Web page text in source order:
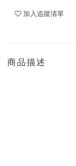
加入追蹤清單
商品描述